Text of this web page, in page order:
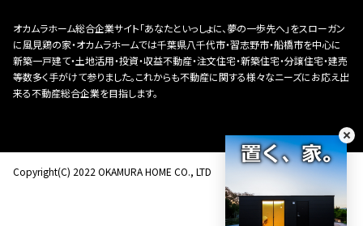
オカムラホーム総合企業サイト「あなたといっしょに、夢の一歩先へ」をスローガン
に風見鶏の家・オカムラホームでは千葉県八千代市・習志野市・船橋市を中心に
新築一戸建て・土地活用・投資・収益不動産・注文住宅・新築住宅・分譲住宅・建売
等数多く手がけて参りました。これからも不動産に関する様々なニーズにお応え出
来る不動産総合企業を目指します。
Copyright(C) 2022 OKAMURA HOME CO., LTD